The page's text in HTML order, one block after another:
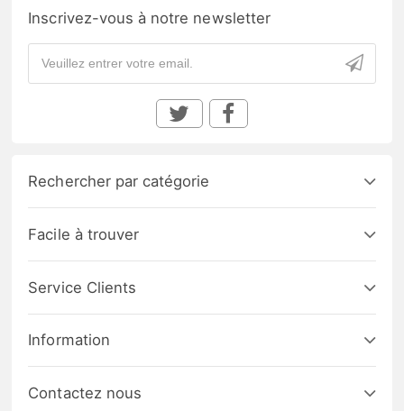
Inscrivez-vous à notre newsletter
Rechercher par catégorie
Facile à trouver
Service Clients
Information
Contactez nous